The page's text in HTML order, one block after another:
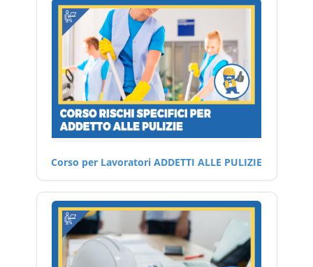
Corso per Lavoratori ADDETTI ALLE PULIZIE